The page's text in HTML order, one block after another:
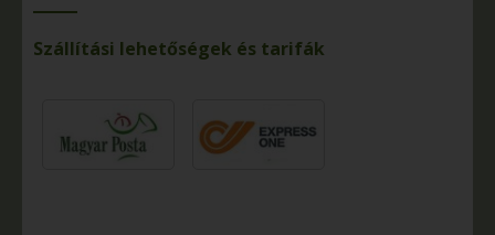
Szállítási lehetőségek és tarifák